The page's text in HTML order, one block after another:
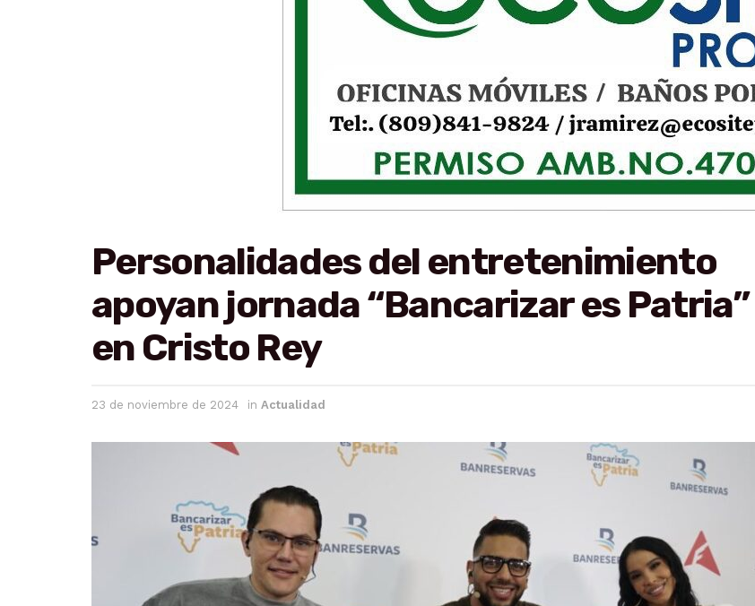
Personalidades del entretenimiento
apoyan jornada “Bancarizar es Patria”
en Cristo Rey
23 de noviembre de 2024 in Actualidad